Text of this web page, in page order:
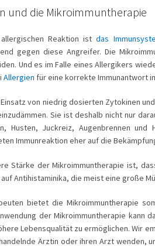
und die Mikroimmuntherapie
Reaktion istdas
gegen diese Angreifer. Die
Und es im Falle eines Allergikers
Allergien für eine korrekte Immunantwort
Einsatz von niedrig dosierten Zytokinen
Sie ist deshalb nicht nur
Husten, Juckreiz, Augenbrennen
Immunreaktion eher auf die
Stärke der Mikroimmuntherapie ist,
Antihistaminika, die meist eine große
bietet die Mikroimmuntherapie
der Mikroimmuntherapie kann
Lebensqualität zu ermöglichen. Wir
Ärztin oder ihren Arzt wenden,